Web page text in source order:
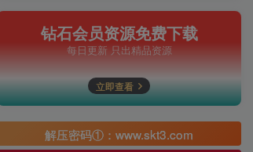
钻石会员资源免费下载
每日更新 只出精品资源
立即查看
解压密码①：www.skt3.com